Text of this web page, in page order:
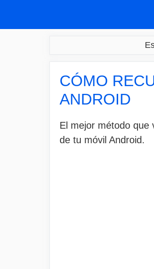
CÓMO
ANDROID
El mejor método que
de tu móvil Android.